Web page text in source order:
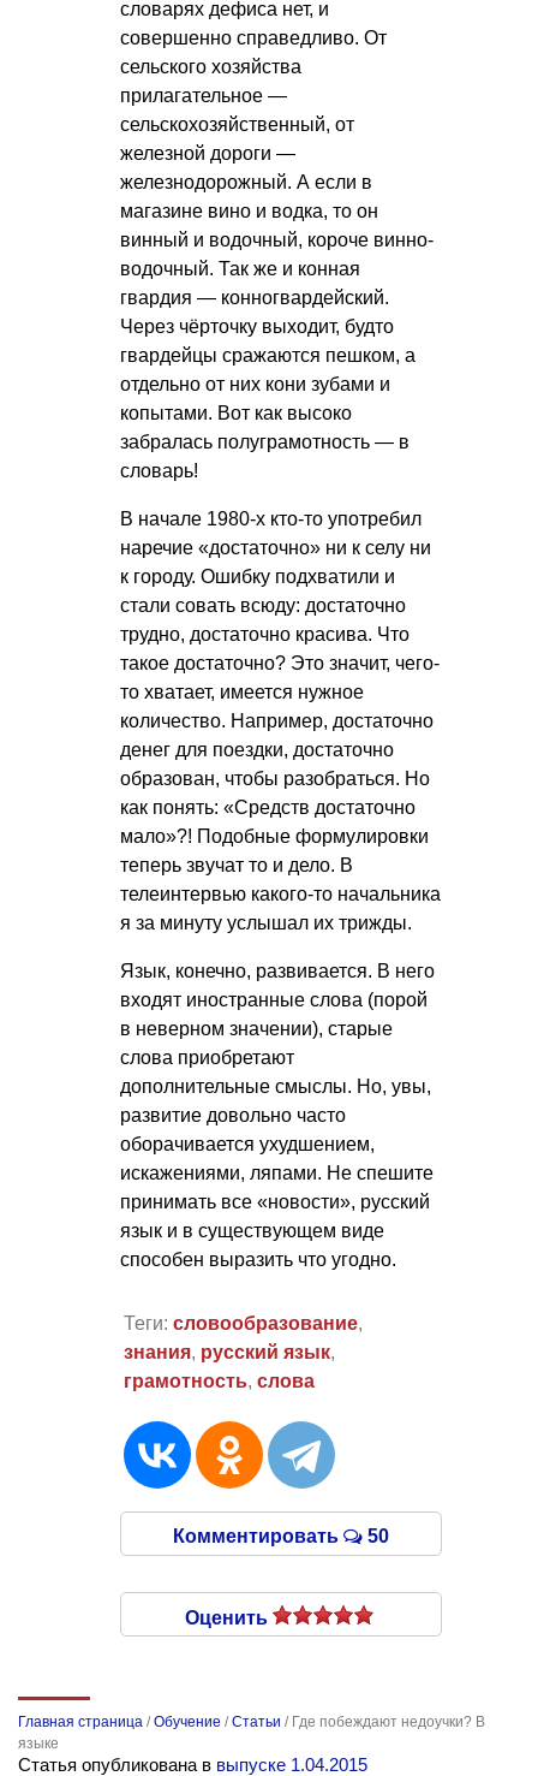
словарях дефиса нет, и
совершенно справедливо. От
сельского хозяйства
прилагательное —
сельскохозяйственный, от
железной дороги —
железнодорожный. А если в
магазине вино и водка, то он
винный и водочный, короче винно-
водочный. Так же и конная
гвардия — конногвардейский.
Через чёрточку выходит, будто
гвардейцы сражаются пешком, а
отдельно от них кони зубами и
копытами. Вот как высоко
забралась полуграмотность — в
словарь!
В начале 1980-х кто-то употребил
наречие «достаточно» ни к селу ни
к городу. Ошибку подхватили и
стали совать всюду: достаточно
трудно, достаточно красива. Что
такое достаточно? Это значит, чего-
то хватает, имеется нужное
количество. Например, достаточно
денег для поездки, достаточно
образован, чтобы разобраться. Но
как понять: «Средств достаточно
мало»?! Подобные формулировки
теперь звучат то и дело. В
телеинтервью какого-то начальника
я за минуту услышал их трижды.
Язык, конечно, развивается. В него
входят иностранные слова (порой
в неверном значении), старые
слова приобретают
дополнительные смыслы. Но, увы,
развитие довольно часто
оборачивается ухудшением,
искажениями, ляпами. Не спешите
принимать все «новости», русский
язык и в существующем виде
способен выразить что угодно.
Теги: словообразование,
знания, русский язык,
грамотность, слова
Комментировать 50
Оценить
Главная страница /Обучение /Статьи / Где побеждают недоучки? В
языке
Статья опубликована в выпуске 1.04.2015